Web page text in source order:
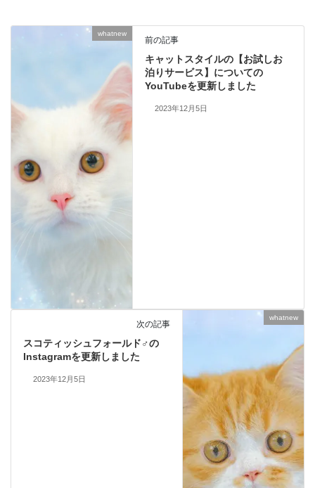
whatnew
前の記事
キャットスタイルの【お試しお
泊りサービス】についての
YouTubeを更新しました
2023年12月5日
whatnew
次の記事
スコティッシュフォールド♂の
Instagramを更新しました
2023年12月5日